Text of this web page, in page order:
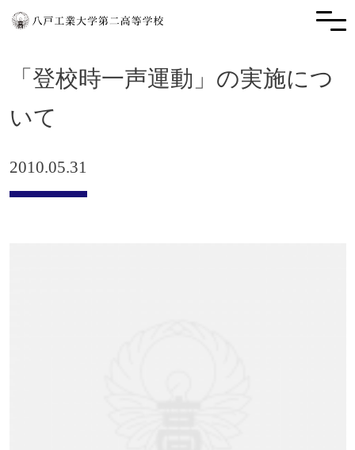
「登校時一声運動」の実施につ
いて
2010.05.31